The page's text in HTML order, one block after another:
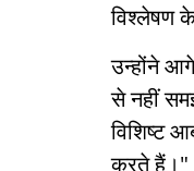
विश्लेषण
उन्होंने
से नहीं
विशिष्ट
करते हैं।"